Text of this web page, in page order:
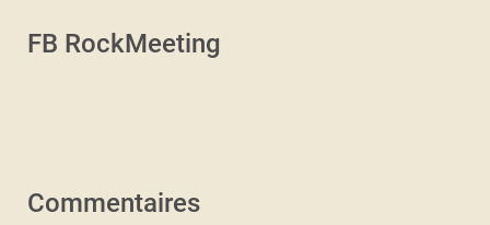
FB RockMeeting
Commentaires